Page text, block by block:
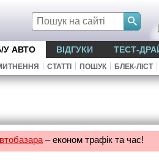
У АВТО ВІДГУКИ ТЕСТ-
СТАТТІ ПОШУК БЛЕК-ЛІСТ
– економ трафік та час!